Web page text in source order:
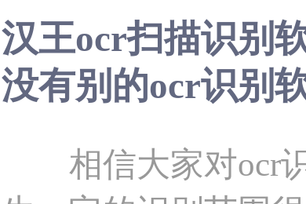
绍一款比较多人使
&mdash;&mdash;福昕
ocr识别软件有哪些？ 福昕扫描
一款最出色的文字
汉王ocr扫描识别
没有别的ocr识别
相信大家对ocr识